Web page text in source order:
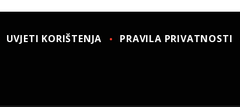
UVJETI KORIŠTENJA PRAVILA PRIVATNOSTI